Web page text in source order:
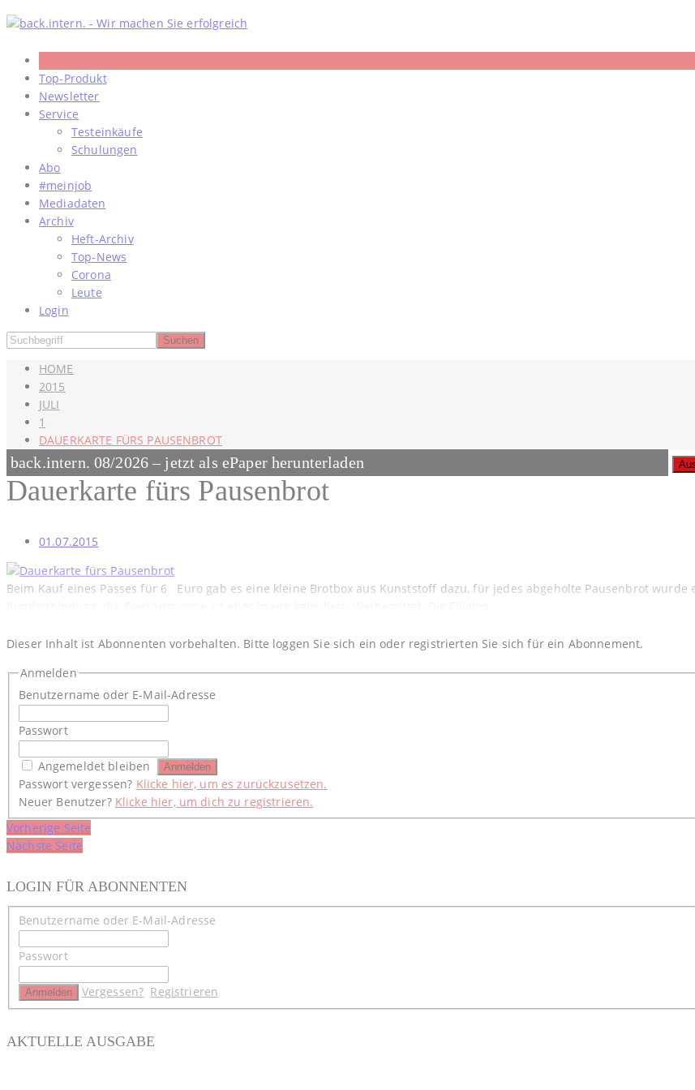
Skip
to
content
Top-Produkt
Newsletter
Service
Testeinkäufe
Schulungen
Abo
#meinjob
Mediadaten
Archiv
Heft-Archiv
Top-News
Corona
Leute
Login
HOME
2015
JULI
1
DAUERKARTE FÜRS PAUSENBROT
Dauerkarte fürs Pausenbrot
01.07.2015
Beim Kauf eines Passes für 6 Euro gab es eine kleine Brotbox aus Kunststoff dazu, für jedes abgeholte Pausenbrot
Dieser Inhalt ist Abonnenten vorbehalten. Bitte loggen Sie sich ein oder registrierten Sie sich für ein Abonnement.
Anmelden
Benutzername oder E-Mail-Adresse
Passwort
Angemeldet bleiben
Passwort vergessen? Klicke hier, um es zurückzusetzen.
Neuer Benutzer? Klicke hier, um dich zu registrieren.
Beitragsnavigation
Vorherige Seite
Nächste Seite
LOGIN FÜR ABONNENTEN
Benutzername oder E-Mail-Adresse
Passwort
Vergessen? Registrieren
AKTUELLE AUSGABE
back.intern. 08/2026 – jetzt als ePaper herunterladen